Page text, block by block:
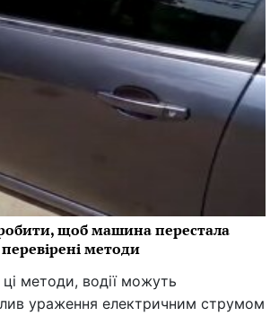
щоб машина перестала
методи
методи, водії можуть
ураження електричним струмом